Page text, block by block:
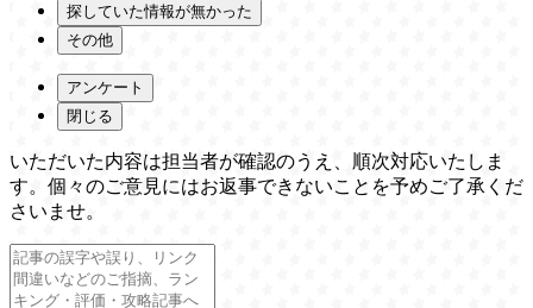
探していた情報が無かった
その他
アンケート
閉じる
いただいた内容は担当者が確認のうえ、順次対応いたしま
す。個々のご意見にはお返事できないことを予めご了承くだ
さいませ。